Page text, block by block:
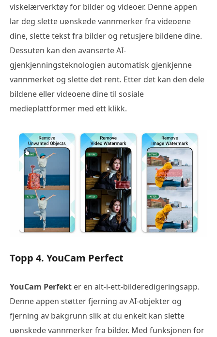
viskelærverktøy for bilder og videoer. Denne appen
lar deg slette uønskede vannmerker fra videoene
dine, slette tekst fra bilder og retusjere bildene dine.
Dessuten kan den avanserte AI-
gjenkjenningsteknologien automatisk gjenkjenne
vannmerket og slette det rent. Etter det kan den dele
bildene eller videoene dine til sosiale
medieplattformer med ett klikk.
Topp 4. YouCam Perfect
YouCam Perfekt er en alt-i-ett-bilderedigeringsapp.
Denne appen støtter fjerning av AI-objekter og
fjerning av bakgrunn slik at du enkelt kan slette
uønskede vannmerker fra bilder. Med funksjonen for